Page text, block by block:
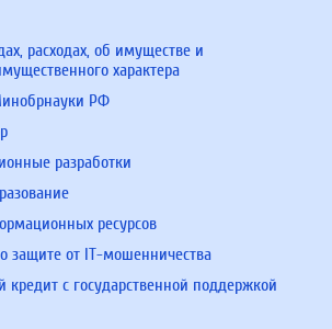
расходах, об имуществе и
характера
РФ
разработки
ресурсов
защите от IT-мошенничества
кредит с государственной поддержкой